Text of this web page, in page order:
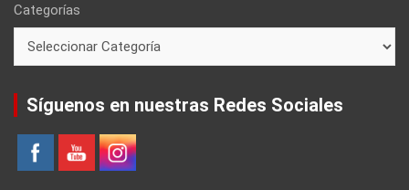
Categorías
Síguenos en nuestras Redes Sociales